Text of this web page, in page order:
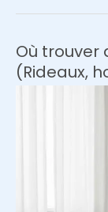
retour
de
la
Où trouver
(Rideaux,